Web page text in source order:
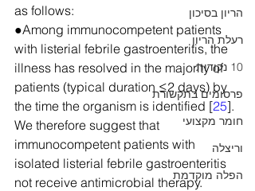
הריון בסיכון
רעלת הריון
10 נקודות
פרסומים בתקשורת
חומר מקצועי
וריצלה
הפלה מוקדמת
as follows:
●Among immunocompetent patients
with listerial febrile gastroenteritis, the
illness has resolved in the majority of
patients (typical duration ≤2 days) by
the time the organism is identified [25].
We therefore suggest that
immunocompetent patients with
isolated listerial febrile gastroenteritis
not receive antimicrobial therapy.